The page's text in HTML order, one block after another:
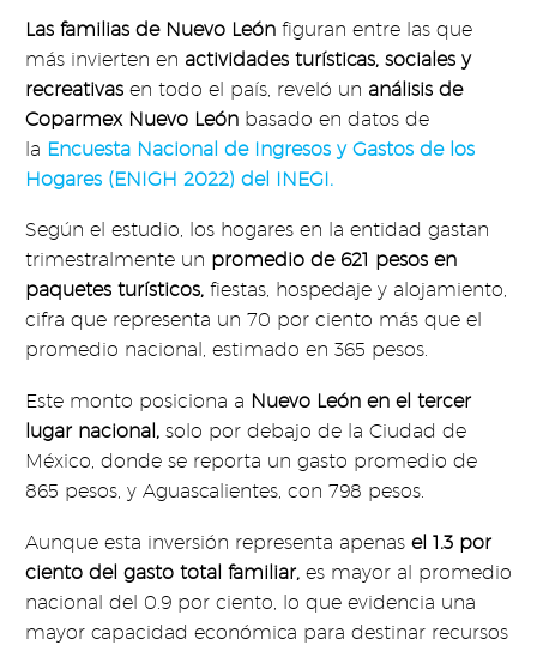
Las familias de Nuevo León figuran entre las que
más invierten en actividades turísticas, sociales y
recreativas en todo el país, reveló un análisis de
Coparmex Nuevo León basado en datos de
la Encuesta Nacional de Ingresos y Gastos de los
Hogares (ENIGH 2022) del INEGI.
Según el estudio, los hogares en la entidad gastan
trimestralmente un promedio de 621 pesos en
paquetes turísticos, fiestas, hospedaje y alojamiento,
cifra que representa un 70 por ciento más que el
promedio nacional, estimado en 365 pesos.
Este monto posiciona a Nuevo León en el tercer
lugar nacional, solo por debajo de la Ciudad de
México, donde se reporta un gasto promedio de
865 pesos, y Aguascalientes, con 798 pesos.
Aunque esta inversión representa apenas el 1.3 por
ciento del gasto total familiar, es mayor al promedio
nacional del 0.9 por ciento, lo que evidencia una
mayor capacidad económica para destinar recursos